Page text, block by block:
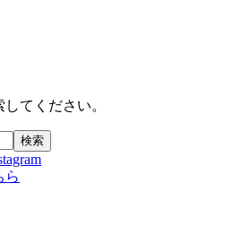
てください。
検索
ら